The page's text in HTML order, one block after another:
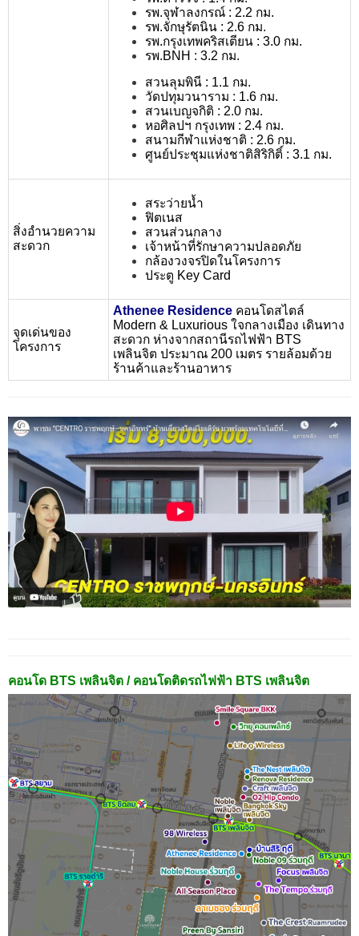
รพ.จุฬาลงกรณ์ : 2.2 กม.
รพ.จักษุรัตนิน : 2.6 กม.
รพ.กรุงเทพคริสเตียน : 3.0 กม.
รพ.BNH : 3.2 กม.
สวนลุมพินี : 1.1 กม.
วัดปทุมวนาราม : 1.6 กม.
สวนเบญจกิติ : 2.0 กม.
หอศิลปฯ กรุงเทพ : 2.4 กม.
สนามกีฬาแห่งชาติ : 2.6 กม.
ศูนย์ประชุมแห่งชาติสิริกิติ์ : 3.1 กม.
สิ่งอำนวยความ
สะดวก
สระว่ายน้ำ
ฟิตเนส
สวนส่วนกลาง
เจ้าหน้าที่รักษาความปลอดภัย
กล้องวงจรปิดในโครงการ
ประตู Key Card
จุดเด่นของ
โครงการ
Athenee Residence คอนโดสไตล์
Modern & Luxurious ใจกลางเมือง เดินทาง
สะดวก ห่างจากสถานีรถไฟฟ้า BTS
เพลินจิต ประมาณ 200 เมตร รายล้อมด้วย
ร้านค้าและร้านอาหาร
คอนโด BTS เพลินจิต / คอนโดติดรถไฟฟ้า BTS เพลินจิต